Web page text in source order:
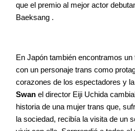
que el premio al mejor actor
Baeksang .
En Japón también encontramos un
con un personaje trans como
corazones de los espectadores y
Swan el director Eiji Uchida
historia de una mujer trans que,
la sociedad, recibía la visita de un